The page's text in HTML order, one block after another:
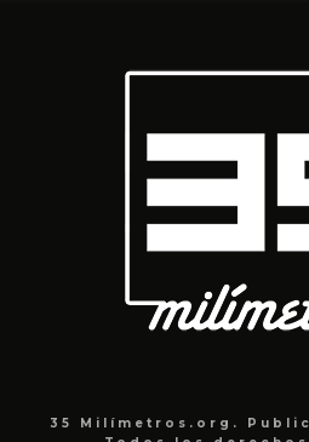
35 Milímetros.org.